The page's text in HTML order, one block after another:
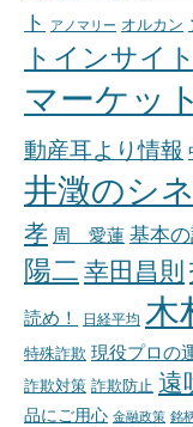
ト
アノマリー オルカン
トインサイト
マーケッ
動産耳より情報
井澂のシ
孝 周 愛蓮 基本
陽二 幸田昌則
読め！ 日経平均 木
特殊詐欺 現役プロの
詐欺対策 詐欺防止 遠
品にご用心 金融政策 銘